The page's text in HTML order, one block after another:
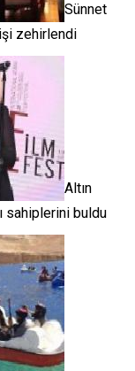
Sünnet
zehirlendi
Altın
sahiplerini buldu